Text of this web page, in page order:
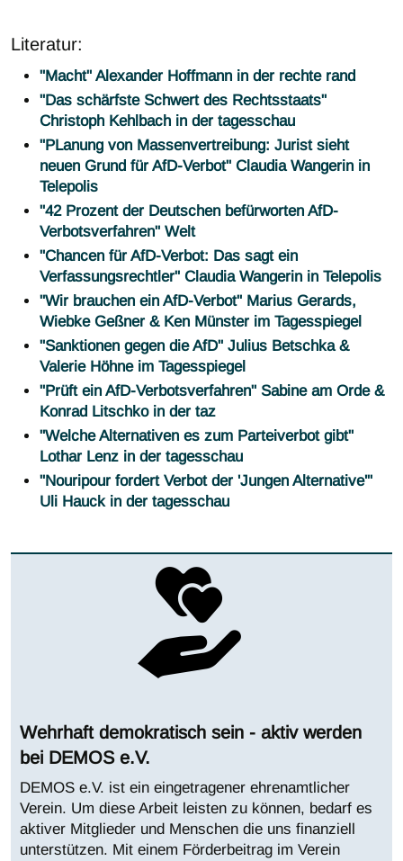
Literatur:
"Macht" Alexander Hoffmann in der rechte rand
"Das schärfste Schwert des Rechtsstaats"
Christoph Kehlbach in der tagesschau
"PLanung von Massenvertreibung: Jurist sieht
neuen Grund für AfD-Verbot" Claudia Wangerin in
Telepolis
"42 Prozent der Deutschen befürworten AfD-
Verbotsverfahren" Welt
"Chancen für AfD-Verbot: Das sagt ein
Verfassungsrechtler" Claudia Wangerin in Telepolis
"Wir brauchen ein AfD-Verbot" Marius Gerards,
Wiebke Geßner & Ken Münster im Tagesspiegel
"Sanktionen gegen die AfD" Julius Betschka &
Valerie Höhne im Tagesspiegel
"Prüft ein AfD-Verbotsverfahren" Sabine am Orde &
Konrad Litschko in der taz
"Welche Alternativen es zum Parteiverbot gibt"
Lothar Lenz in der tagesschau
"Nouripour fordert Verbot der 'Jungen Alternative'"
Uli Hauck in der tagesschau
Wehrhaft demokratisch sein - aktiv werden
bei DEMOS e.V.
DEMOS e.V. ist ein eingetragener ehrenamtlicher
Verein. Um diese Arbeit leisten zu können, bedarf es
aktiver Mitglieder und Menschen die uns finanziell
unterstützen. Mit einem Förderbeitrag im Verein